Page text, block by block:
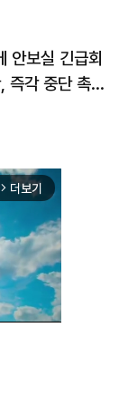
안보실 긴급회
즉각 중단 촉
arrow_forward_ios 더보기